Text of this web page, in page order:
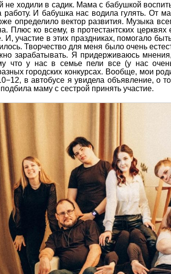
ходили в садик. Мама с бабушкой
И бабушка нас водила гулять. От
определило вектор развития. Музыка
Плюс ко всему, в протестантских
И, участие в этих праздниках, помогало
Творчество для меня было очень
зарабатывать. Я придерживаюсь
что у нас в семье пели все (у нас
городских конкурсах. Вообще, мои
в автобусе я увидела объявление, о
маму с сестрой принять участие.